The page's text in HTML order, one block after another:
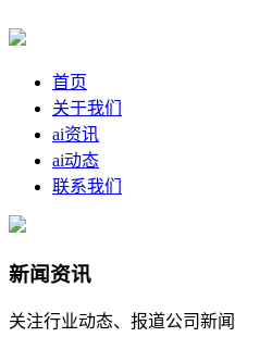
首页
关于我们
ai资讯
ai动态
联系我们
新闻资讯
关注行业动态、报道公司新闻